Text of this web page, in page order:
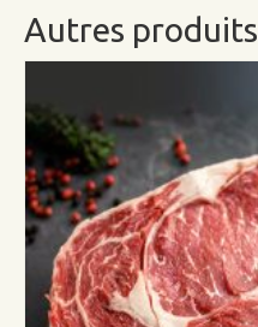
Autres produits